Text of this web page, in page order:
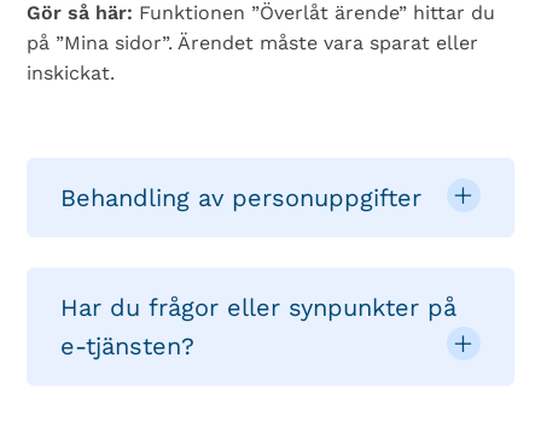
Gör så här: Funktionen ”Överlåt ärende” hittar du
på ”Mina sidor”. Ärendet måste vara sparat eller
inskickat.
Behandling av personuppgifter
Har du frågor eller synpunkter på
e-tjänsten?